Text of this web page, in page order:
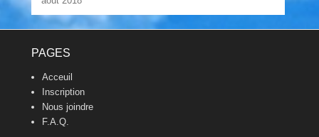
PAGES
Acceuil
Inscription
Nous joindre
F.A.Q.